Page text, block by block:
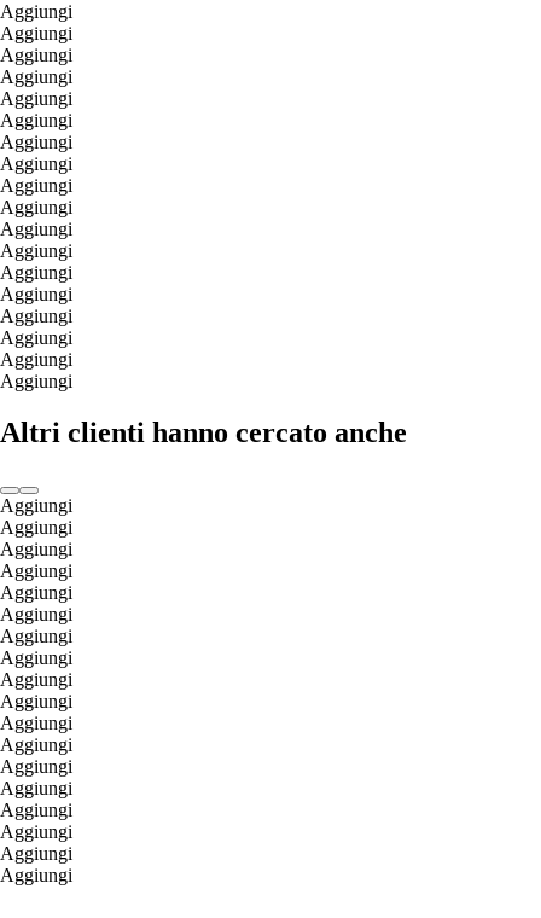
Aggiungi
Aggiungi
Aggiungi
Aggiungi
Aggiungi
Aggiungi
Aggiungi
Aggiungi
Aggiungi
Aggiungi
Aggiungi
Aggiungi
Aggiungi
Aggiungi
Aggiungi
Aggiungi
Aggiungi
Aggiungi
Altri clienti hanno cercato anche
Aggiungi
Aggiungi
Aggiungi
Aggiungi
Aggiungi
Aggiungi
Aggiungi
Aggiungi
Aggiungi
Aggiungi
Aggiungi
Aggiungi
Aggiungi
Aggiungi
Aggiungi
Aggiungi
Aggiungi
Aggiungi